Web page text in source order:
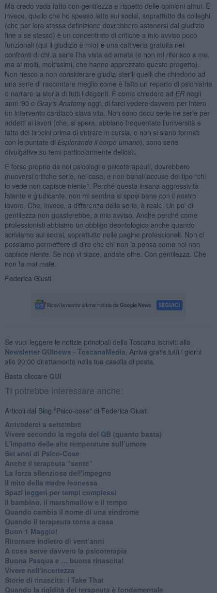
Ma credo vada fatto con gentilezza e rispetto delle opinioni altrui. E
invece, quello che ho spesso letto sui social, soprattutto da colleghi
(che per loro stessa definizione dovrebbero astenersi dal giudizio
fine a se stesso) è un concentrato di critiche a mio avviso poco
funzionali (qui il giudizio è mio) e una cattiveria gratuita nei
confronti di chi la serie l’ha vista ed amata (e non mi riferisco a me,
ma ai molti, moltissimi, che hanno apprezzato questo progetto).
Non riesco a non considerare giudizi sterili quelli che chiedono ad
una serie di raccontare meglio come è fatto un reparto di psichiatria
e narrare la storia di tutti i degenti. È come chiedere ad ERnegli
anni ‘90 o Gray’s Anatomyoggi, di farci vedere davvero per intero
un intervento cardiaco slava vita. Non sono docu serie né serie per
addetti ai lavori (che, si spera, abbiano frequentato l’università e
fatto dei tirocini prima di entrare in corsia, e non si siano formati
con le puntate di Esplorando il corpo umano), sono serie
divulgative su temi particolarmente delicati.
E forse proprio da noi psicologi e psicoterapeuti, dovrebbero
muoversi critiche serie, nel caso, e non banali accuse del tipo “chi
lo vede non capisce niente”. Perché questa insana aggressività
latente e giudicante, non mi sembra si sposi bene con il nostro
lavoro. Che, invece, a differenza della serie, è reale. Un po' di
gentilezza non guasterebbe, a mio avviso. Anche perché come
professionisti abbiamo un obbligo deontologico anche quando
scriviamo sui social, soprattutto nelle pagine professionali. Non ci
possiamo permettere di dire che chi non la pensa come noi non
capisce niente. Se non vi piace, andate oltre. Con gentilezza. Che
non fa mai male.
Federica Giusti
Se vuoi leggere le notizie principali della Toscana iscriviti alla
Newsletter QUInews - ToscanaMedia. Arriva gratis tutti i giorni
alle 20:00 direttamente nella tua casella di posta.
Basta cliccare QUI
Ti potrebbe interessare anche:
Articoli dal Blog “Psico-cose” di Federica Giusti
​Arrivederci a settembre
​Vivere secondo la regola del QB (quanto basta)
​L'impatto delle alte temperature sull’umore
Sei anni di Psico-Cose
​Anche il terapeuta “sente”
​La forza silenziosa dell'impegno
​Il mito della madre leonessa
Spazi leggeri per tempi complessi
Il bambino, il marshmallow e il tempo
​Quando cambia il nome di una sindrome
​Quando il terapeuta torna a casa
​Buon 1 Maggio!
Ritornare indietro di vent’anni
​A cosa serve davvero la psicoterapia
​Buona Pasqua e … buona rinascita!
​Vivere nell’incertezza
​Storie di rinascita: i Take That
​Quando la rigidità del terapeuta è fondamentale